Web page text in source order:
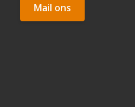
Mail ons